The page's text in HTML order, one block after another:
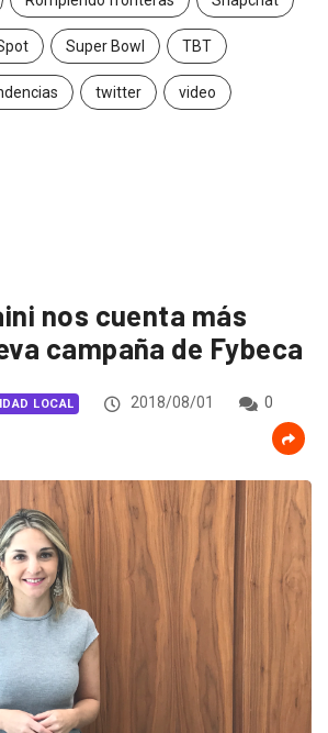
Super Bowl TBT
twitter video
nos cuenta más
campaña de Fybeca
LOCAL 2018/08/01
0